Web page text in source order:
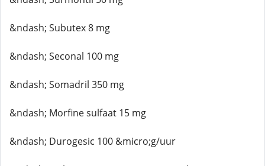
&ndash; Subutex 8 mg
&ndash; Seconal 100 mg
&ndash; Somadril 350 mg
&ndash; Morfine sulfaat 15 mg
&ndash; Durogesic 100 &micro;g/uur